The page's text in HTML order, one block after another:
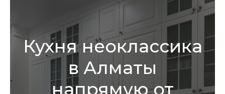
Кухня неоклассика
в Алматы
напрямую от